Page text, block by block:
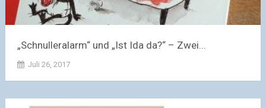
„Schnulleralarm“ und „Ist Ida da?“ – Zwei...
Juli 26, 2017